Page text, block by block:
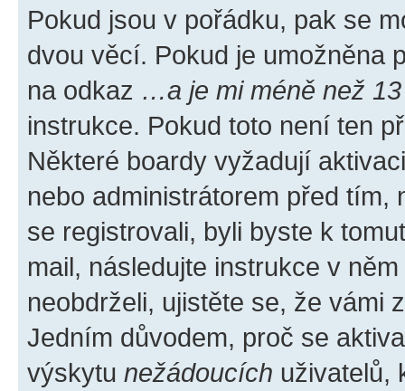
Pokud jsou v pořádku, pak se
dvou věcí. Pokud je umožněna
na odkaz …a je mi méně než
instrukce. Pokud toto není ten
Některé boardy vyžadují
nebo administrátorem před tím,
se registrovali, byli byste k
mail, následujte instrukce v
neobdrželi, ujistěte se, že vámi
Jedním důvodem, proč se
výskytu nežádoucích uživatelů,